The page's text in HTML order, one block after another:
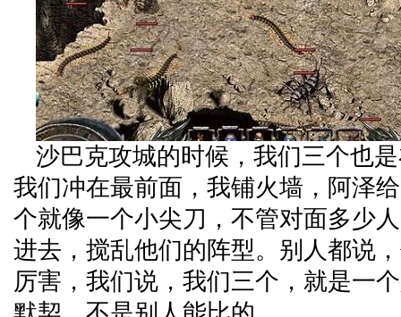
沙巴克攻城的时候，我们三个也
我们冲在最前面，我铺火墙，阿泽
个就像一个小尖刀，不管对面多少
进去，搅乱他们的阵型。别人都说
厉害，我们说，我们三个，就是一